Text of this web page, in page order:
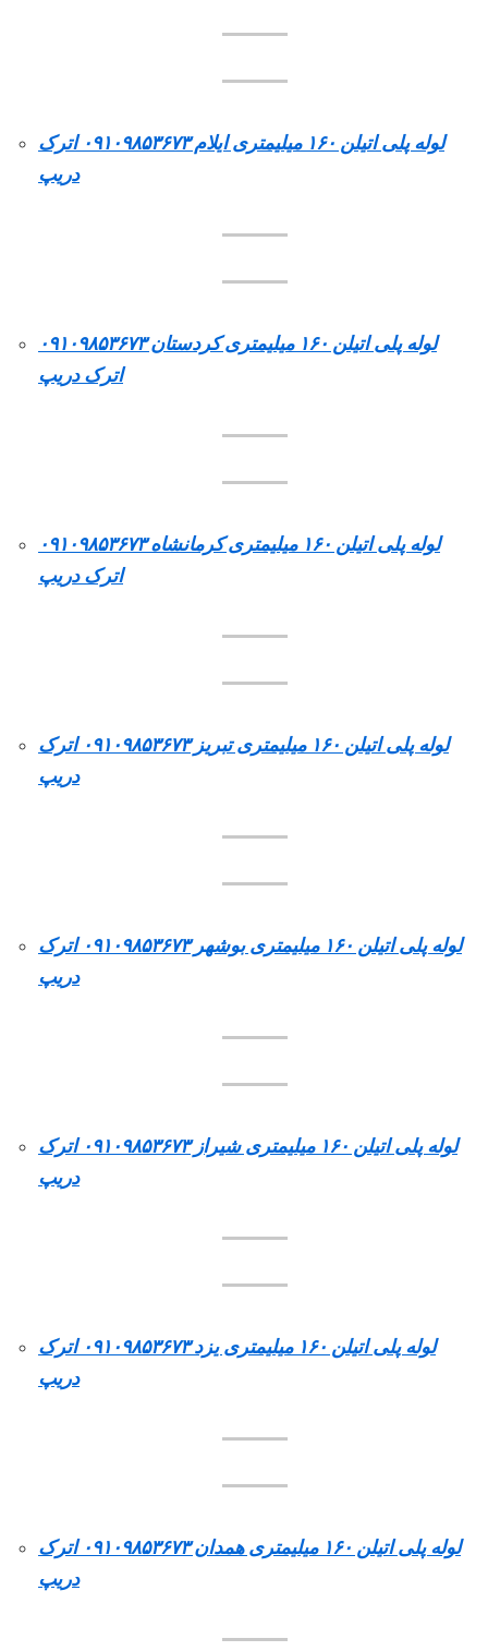
لوله پلی اتیلن ۱۶۰ میلیمتری ایلام ۰۹۱۰۹۸۵۳۶۷۳ اترک
دریپ
لوله پلی اتیلن ۱۶۰ میلیمتری کردستان ۰۹۱۰۹۸۵۳۶۷۳
اترک دریپ
لوله پلی اتیلن ۱۶۰ میلیمتری کرمانشاه ۰۹۱۰۹۸۵۳۶۷۳
اترک دریپ
لوله پلی اتیلن ۱۶۰ میلیمتری تبریز ۰۹۱۰۹۸۵۳۶۷۳ اترک
دریپ
لوله پلی اتیلن ۱۶۰ میلیمتری بوشهر ۰۹۱۰۹۸۵۳۶۷۳ اترک
دریپ
لوله پلی اتیلن ۱۶۰ میلیمتری شیراز ۰۹۱۰۹۸۵۳۶۷۳ اترک
دریپ
لوله پلی اتیلن ۱۶۰ میلیمتری یزد ۰۹۱۰۹۸۵۳۶۷۳ اترک
دریپ
لوله پلی اتیلن ۱۶۰ میلیمتری همدان ۰۹۱۰۹۸۵۳۶۷۳ اترک
دریپ